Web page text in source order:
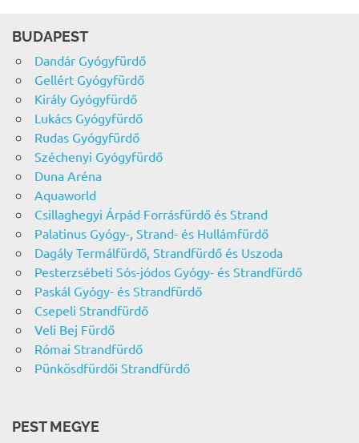
BUDAPEST
Dandár Gyógyfürdő
Gellért Gyógyfürdő
Király Gyógyfürdő
Lukács Gyógyfürdő
Rudas Gyógyfürdő
Széchenyi Gyógyfürdő
Duna Aréna
Aquaworld
Csillaghegyi Árpád Forrásfürdő és Strand
Palatinus Gyógy-, Strand- és Hullámfürdő
Dagály Termálfürdő, Strandfürdő és Uszoda
Pesterzsébeti Sós-jódos Gyógy- és Strandfürdő
Paskál Gyógy- és Strandfürdő
Csepeli Strandfürdő
Veli Bej Fürdő
Római Strandfürdő
Pünkösdfürdői Strandfürdő
PEST MEGYE